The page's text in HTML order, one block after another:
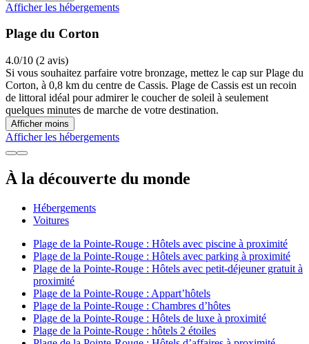
Afficher les hébergements
Plage du Corton
4.0/10 (2 avis)
Si vous souhaitez parfaire votre bronzage, mettez le cap sur Plage du
Corton, à 0,8 km du centre de Cassis. Plage de Cassis est un recoin
de littoral idéal pour admirer le coucher de soleil à seulement
quelques minutes de marche de votre destination.
Afficher moins
Afficher les hébergements
À la découverte du monde
Hébergements
Voitures
Plage de la Pointe-Rouge : Hôtels avec piscine à proximité
Plage de la Pointe-Rouge : Hôtels avec parking à proximité
Plage de la Pointe-Rouge : Hôtels avec petit-déjeuner gratuit à
proximité
Plage de la Pointe-Rouge : Appart’hôtels
Plage de la Pointe-Rouge : Chambres d’hôtes
Plage de la Pointe-Rouge : Hôtels de luxe à proximité
Plage de la Pointe-Rouge : hôtels 2 étoiles